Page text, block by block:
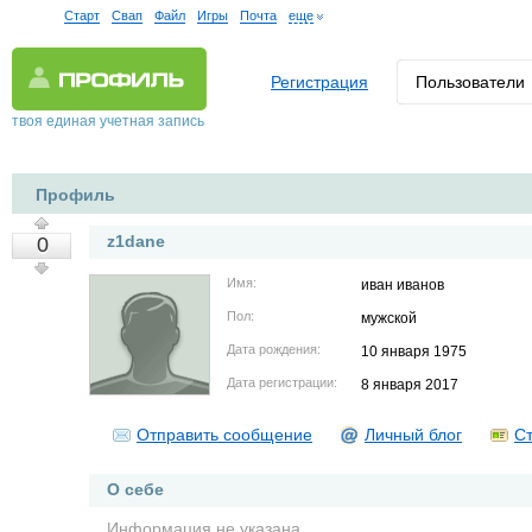
Старт Свап Файл Игры Почта еще
твоя единая учетная запись
Регистрация Пользователи
Профиль
0 z1dane
Имя: иван иванов
Пол: мужской
Дата рождения: 10 января 1975
Дата регистрации: 8 января 2017
Отправить сообщение Личный блог
О себе